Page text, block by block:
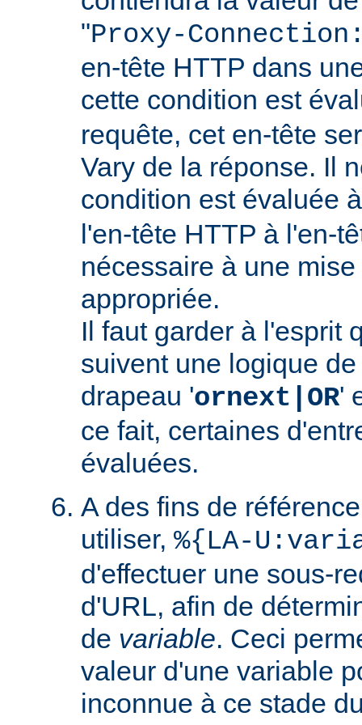
"Proxy-
en-tête HTTP dans
cette condition est
requête, cet en-tête
Vary de la réponse. Il
condition est évaluée
l'en-tête HTTP à l'en-
nécessaire à une
appropriée.
Il faut garder à l'esprit
suivent une logique
drapeau 'ornext|OR'
ce fait, certaines
évaluées.
A des fins de
utiliser, %{LA-
d'effectuer une sous-
d'URL, afin de
de variable. Ceci
valeur d'une variable
inconnue à ce stade